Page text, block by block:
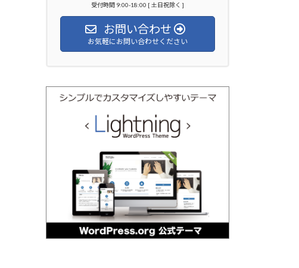
受付時間 9:00-18:00 [ 土日祝除く ]
お問い合わせ
お気軽にお問い合わせください